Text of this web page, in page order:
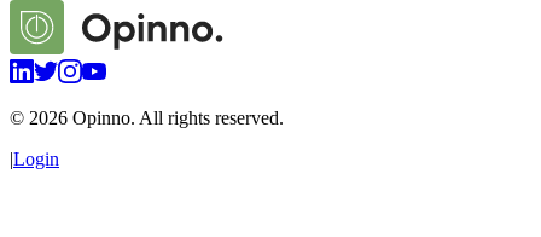
© 2026 Opinno. All rights reserved.
|Login